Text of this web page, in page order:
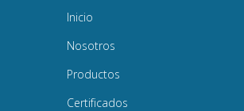
Inicio
Nosotros
Productos
Certificados